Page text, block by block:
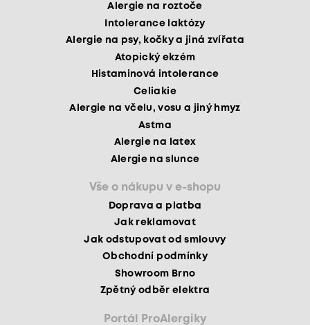
Alergie na roztoče
Intolerance laktózy
Alergie na psy, kočky a jiná zvířata
Atopický ekzém
Histaminová intolerance
Celiakie
Alergie na včelu, vosu a jiný hmyz
Astma
Alergie na latex
Alergie na slunce
Vše o nákupu v e-shopu
Doprava a platba
Jak reklamovat
Jak odstupovat od smlouvy
Obchodní podmínky
Showroom Brno
Zpětný odběr elektra
Portál ProAlergiky